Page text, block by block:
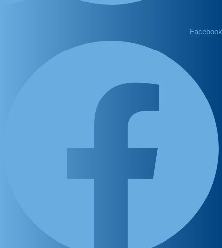
Facebook